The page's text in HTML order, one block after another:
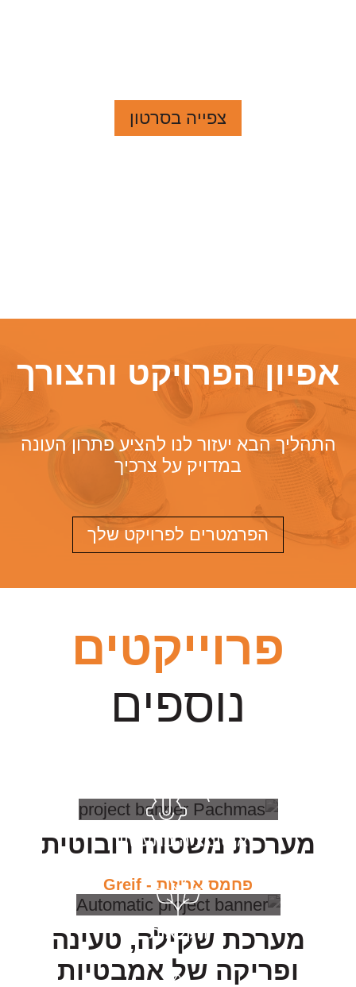
צפייה בסרטון
אפיון הפרויקט והצורך
התהליך הבא יעזור לנו להציע פתרון העונה
במדויק על צרכיך
הפרמטרים לפרויקט שלך
פרוייקטים
נוספים
אוטומציה בתעשייה
מערכת משטוח רובוטית
פחמס אריזות - Greif
חקלאות
מערכת שקילה, טעינה
ופריקה של אמבטיות